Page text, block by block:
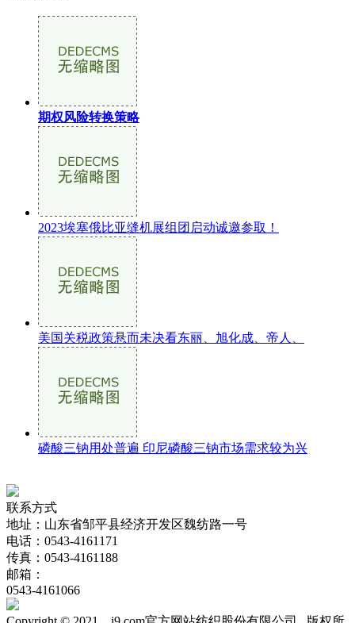
期权风险转换策略
2023埃塞俄比亚缝机展组团启动诚邀参取！
美国关税政策悬而未决看东丽、旭化成、帝人、
磷酸三钠用处普遍 印尼磷酸三钠市场需求较为兴
联系方式
地址：山东省邹平县经济开发区魏纺路一号
电话：0543-4161171
传真：0543-4161188
邮箱：
0543-4161066